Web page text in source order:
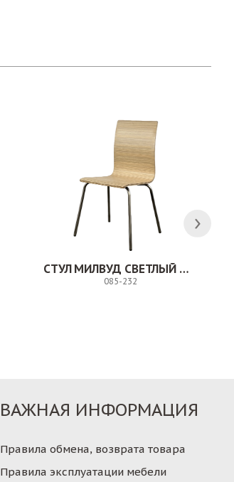
СТУЛ МИЛВУД СВЕТЛЫЙ ШЕЛК
085-232
ВАЖНАЯ ИНФОРМАЦИЯ
Правила обмена, возврата товара
Правила эксплуатации мебели